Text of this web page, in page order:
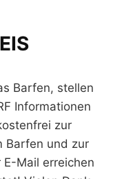
Barfen, stellen
Informationen
zur
Barfen und zur
Mail erreichen